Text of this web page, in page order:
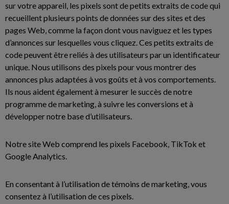
sur votre appareil, les pixels sont de petits extraits de code qui
recueillent plusieurs points de données sur des sites et des
pages Web, comme la façon dont vous naviguez et les types
d’annonces sur lesquelles vous cliquez. Ces petits extraits de
code peuvent être reliés à des utilisateurs par un identificateur
unique. Nous utilisons des pixels pour vous montrer des
annonces plus adaptées à vos goûts et à vos comportements.
Ils nous aident également à mesurer le succès de notre
programme de marketing, à suivre les conversions et à
développer notre base d’utilisateurs.
Notre site Web comprend les pixels Facebook, TikTok et
Google Analytics.
En consentant à l’utilisation de témoins de marketing, vous
consentez à l’utilisation de ces pixels.